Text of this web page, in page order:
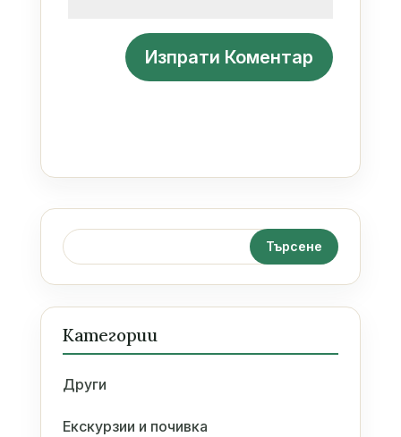
Категории
Други
Екскурзии и почивка